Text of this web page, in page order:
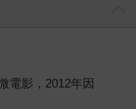
電影，2012年因